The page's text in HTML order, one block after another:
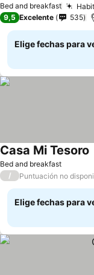
Bed and breakfast
9,5 Excelente 535
Elige fechas para
Bed and breakfast
Casa Mi Tesoro
/ Puntuación no
Elige fechas para